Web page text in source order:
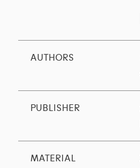
AUTHORS
PUBLISHER
MATERIAL